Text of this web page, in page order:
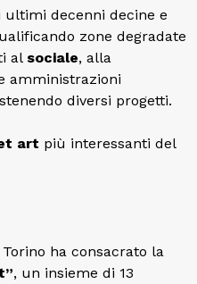
ultimi decenni decine e
zone degradate
al sociale, alla
amministrazioni
diversi progetti.
art più interessanti del
ha consacrato la
, un insieme di 13